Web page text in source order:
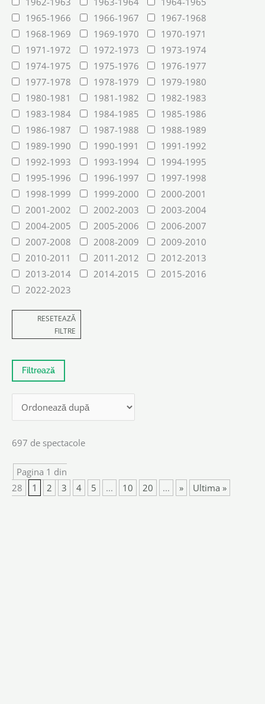
1965-1966
1966-1967
1967-1968
1968-1969
1969-1970
1970-1971
1971-1972
1972-1973
1973-1974
1974-1975
1975-1976
1976-1977
1977-1978
1978-1979
1979-1980
1980-1981
1981-1982
1982-1983
1983-1984
1984-1985
1985-1986
1986-1987
1987-1988
1988-1989
1989-1990
1990-1991
1991-1992
1992-1993
1993-1994
1994-1995
1995-1996
1996-1997
1997-1998
1998-1999
1999-2000
2000-2001
2001-2002
2002-2003
2003-2004
2004-2005
2005-2006
2006-2007
2007-2008
2008-2009
2009-2010
2010-2011
2011-2012
2012-2013
2013-2014
2014-2015
2015-2016
2022-2023
RESETEAZĂ
FILTRE
697 de spectacole
Pagina 1 din
28
1 2 3 4 5 ... 10 20 ... » Ultima »